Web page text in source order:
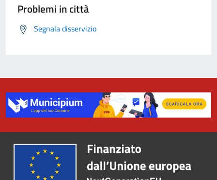
Problemi in città
Segnala disservizio